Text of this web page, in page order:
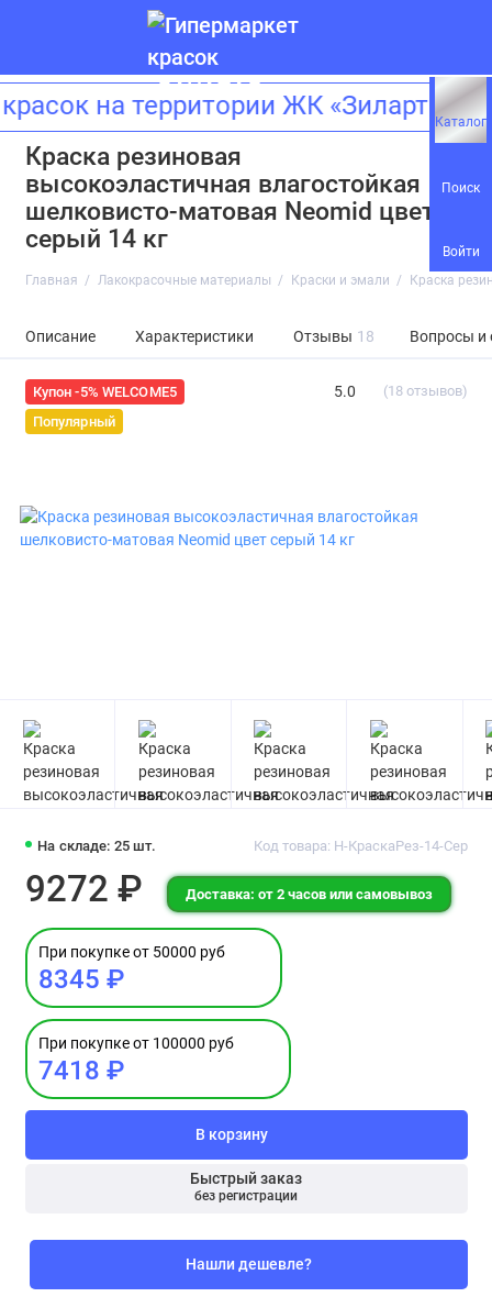
Каталог
Поиск
Войти
на территории ЖК «Зиларт»!
Краска резиновая
высокоэластичная влагостойкая
шелковисто-матовая Neomid цвет
серый 14 кг
Главная Лакокрасочные материалы Краски и эмали Краска
Описание Характеристики Отзывы 18 Вопросы и
Купон -5% WELCOME5
Популярный
5.0 (18 отзывов)
На складе: 25 шт. Код товара: Н-КраскаРез-14-Сер
9272 ₽ Доставка: от 2 часов или самовывоз
При покупке от 50000 руб
8345 ₽
При покупке от 100000 руб
7418 ₽
В корзину
Быстрый заказ
без регистрации
Нашли дешевле?